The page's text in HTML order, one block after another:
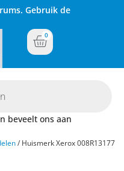
Gebruik de
0
beveelt ons aan
/ Huismerk Xerox 008R13177